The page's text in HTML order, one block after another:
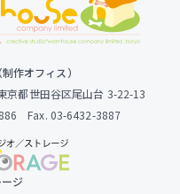
作オフィス）
都世田谷区尾山台 3-22-13
Fax. 03-6432-3887
ジ